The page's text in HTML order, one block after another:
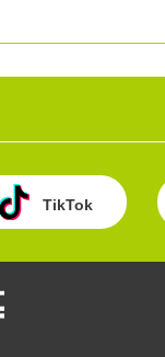
を紹介いただきまし
ンクイン！
ュー記事が掲載されま
なるカンパニュー
。
TikTok